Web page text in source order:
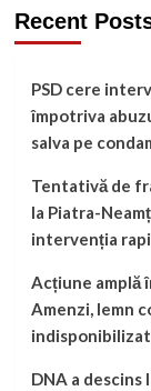
Recent
PSD cere
împotriva
salva pe
Tentativă de
la Piatra-
intervenția
Acțiune amplă
Amenzi, lemn
indisponibilizat
DNA a descins